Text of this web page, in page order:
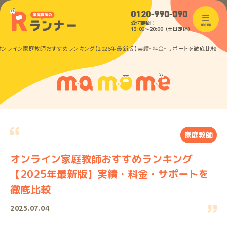
0120-990-090
受付時間：
13:00〜20:00（土日定休）
menu
ンライン家庭教師おすすめランキング【2025年最新版】実績・料金・サポートを徹底比較
家庭教師
オンライン家庭教師おすすめランキング
【2025年最新版】実績・料金・サポートを
徹底比較
2025.07.04